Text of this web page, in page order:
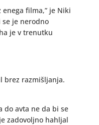
filma,” je Niki
se je nerodno
je v trenutku
brez razmišljanja.
do avta ne da bi se
zadovoljno hahljal